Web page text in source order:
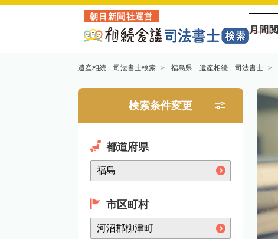
朝日新聞社運営
月間
遺産相続 司法書士検索 福島県 遺産相続 司法書士
検索条件変更
都道府県
市区町村